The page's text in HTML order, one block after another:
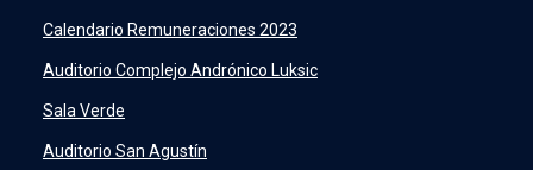
PeopleSoftlaunch
ERPlaunch
Calendario Remuneraciones 2023
Auditorio Complejo Andrónico Luksic
Sala Verde
Auditorio San Agustín